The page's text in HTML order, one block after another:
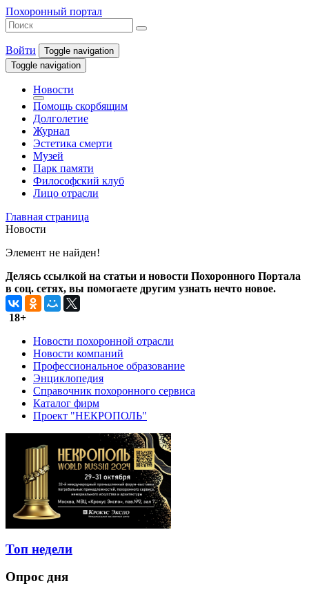
Похоронный портал
Войти
Toggle navigation
Toggle navigation
Новости
Помощь скорбящим
Долголетие
Журнал
Эстетика смерти
Музей
Парк памяти
Философский клуб
Лицо отрасли
Главная страница
Новости
Элемент не найден!
Делясь ссылкой на статьи и новости Похоронного Портала
в соц. сетях, вы помогаете другим узнать нечто новое.
18+
Новости похоронной отрасли
Новости компаний
Профессиональное образование
Энциклопедия
Справочник похоронного сервиса
Каталог фирм
Проект "НЕКРОПОЛЬ"
Топ недели
Опрос дня